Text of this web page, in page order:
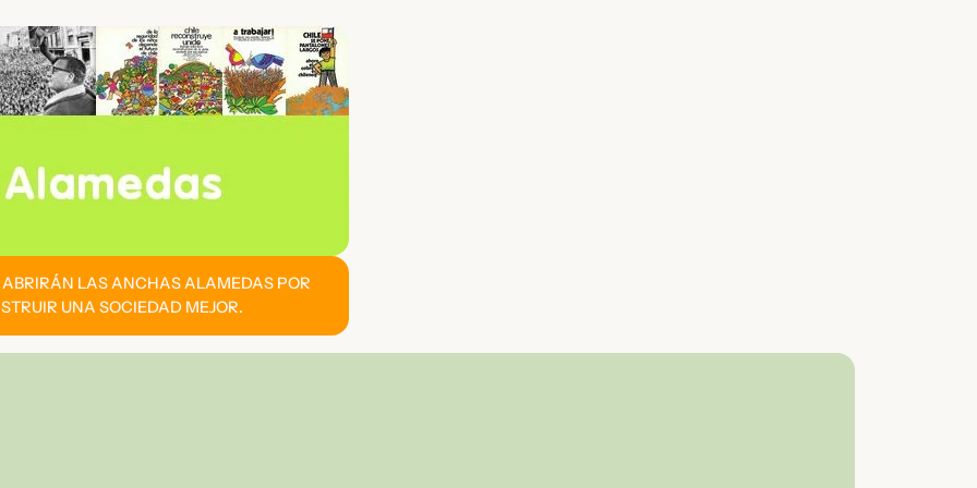
LAS ANCHAS ALAMEDAS POR
UNA SOCIEDAD MEJOR.